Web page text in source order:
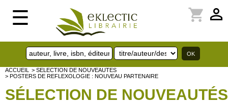
☰ perm_identity
shopping_cart
ACCUEIL
> SELECTION DE NOUVEAUTES
> POSTERS DE REFLEXOLOGIE : NOUVEAU PARTENAIRE
SÉLECTION DE NOUVEAUTÉS